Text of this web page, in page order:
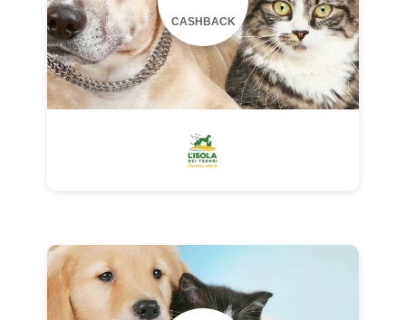
CASHBACK